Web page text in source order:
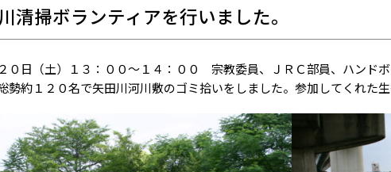
清掃ボランティアを行いました。
日（土）１３：００～１４：００ 宗教委員、ＪＲＣ部員、ハンドボ
勢約１２０名で矢田川河川敷のゴミ拾いをしました。参加してくれた